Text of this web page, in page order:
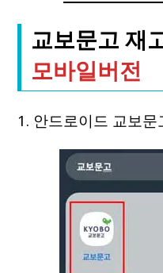
교보문고 재
모바일버전
1. 안드로이드 교보